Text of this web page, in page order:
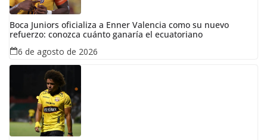
Boca Juniors oficializa a Enner Valencia como su nuevo
refuerzo: conozca cuánto ganaría el ecuatoriano
6 de agosto de 2026